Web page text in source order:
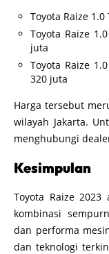
Toyota Raize
Toyota Raize
juta
Toyota Raize
320 juta
Harga tersebut
wilayah Jakarta.
menghubungi
Kesimpulan
Toyota Raize 2023
kombinasi
dan performa
dan teknologi